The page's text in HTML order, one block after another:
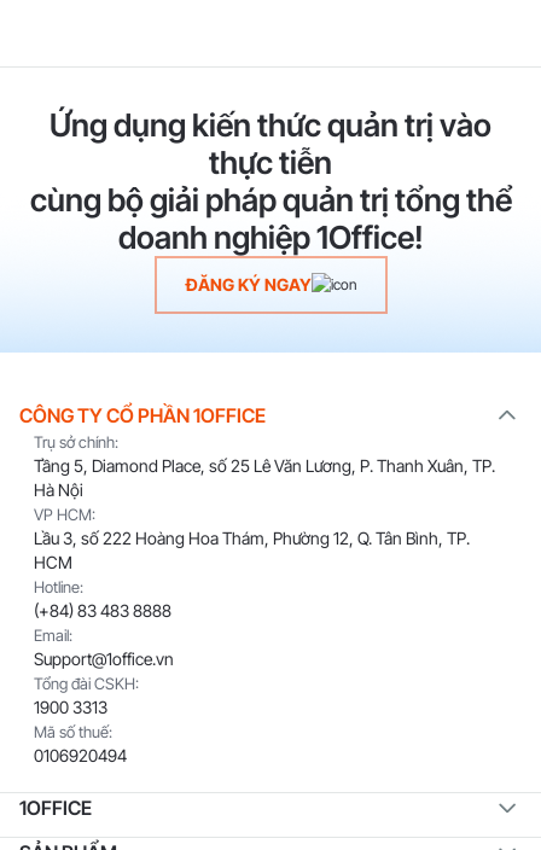
Ứng dụng kiến thức quản trị vào
thực tiễn
cùng bộ giải pháp quản trị tổng thể
doanh nghiệp 1Office!
ĐĂNG KÝ NGAY
CÔNG TY CỔ PHẦN 1OFFICE
Trụ sở chính:
Tầng 5, Diamond Place, số 25 Lê Văn Lương, P. Thanh Xuân, TP.
Hà Nội
VP HCM:
Lầu 3, số 222 Hoàng Hoa Thám, Phường 12, Q. Tân Bình, TP.
HCM
Hotline:
(+84) 83 483 8888
Email:
Support@1office.vn
Tổng đài CSKH:
1900 3313
Mã số thuế:
0106920494
1OFFICE